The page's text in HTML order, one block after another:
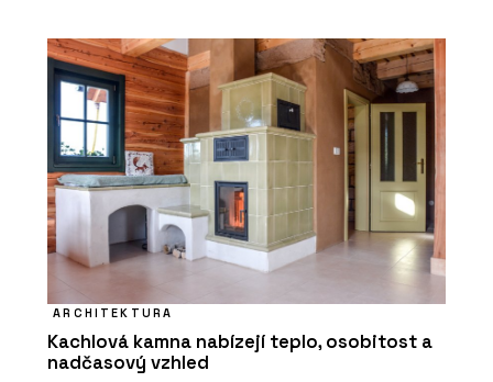
ARCHITEKTURA
Kachlová kamna nabízejí teplo, osobitost a
nadčasový vzhled